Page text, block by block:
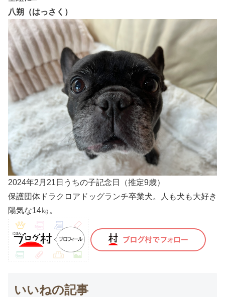
八朔（はっさく）
2024年2月21日うちの子記念日（推定9歳）
保護団体ドラクロアドッグランチ卒業犬。人も犬も大好き
陽気な14㎏。
いいねの記事